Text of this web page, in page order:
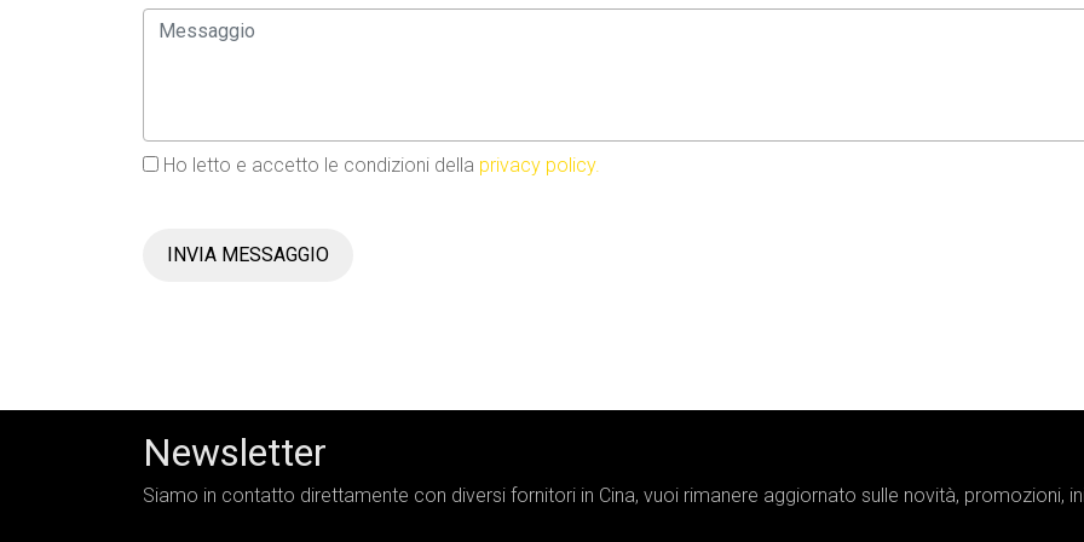
Ho letto e accetto le condizioni della privacy policy.
INVIA MESSAGGIO
Newsletter
Siamo in contatto direttamente con diversi fornitori in Cina, vuoi rimanere aggiornato sulle novità, promozioni,